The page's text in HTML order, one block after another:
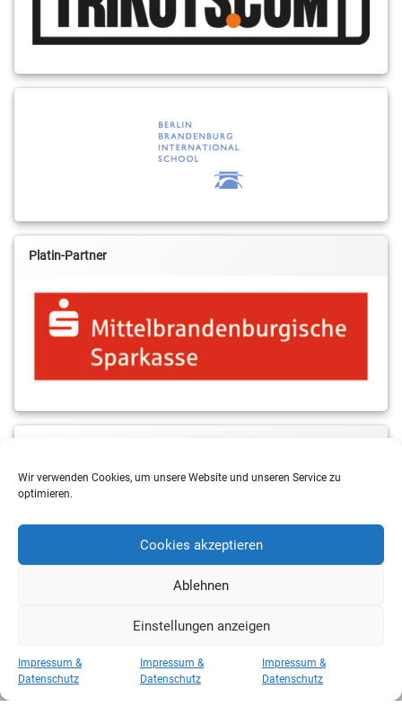
Wir verwenden Cookies, um unsere Website und unseren Service zu
optimieren.
Cookies akzeptieren
Ablehnen
Einstellungen anzeigen
Impressum &
Datenschutz
Impressum &
Datenschutz
Impressum &
Datenschutz
Platin-Partner
Copyright 2026 RSV Eintracht Basketball
Kategorien